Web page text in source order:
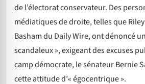
de l’électorat conservateur. Des
médiatiques de droite, telles que
Basham du Daily Wire, ont dénoncé
scandaleux », exigeant des excuses
camp démocrate, le sénateur Bernie
cette attitude d’« égocentrique ».